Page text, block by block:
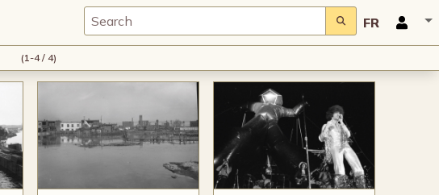
FR
(1-4 / 4)